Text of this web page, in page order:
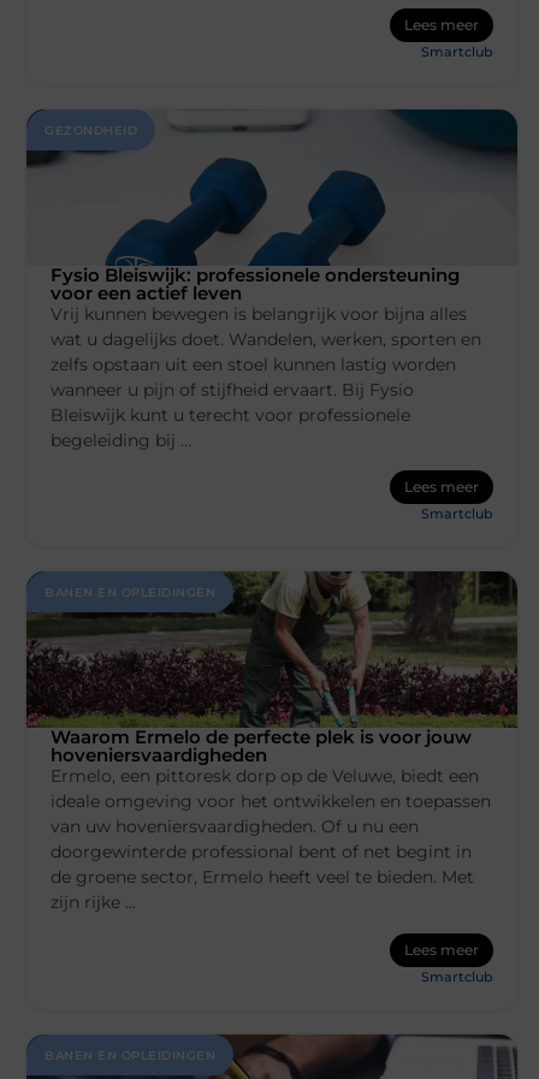
Lees meer
Smartclub
GEZONDHEID
Fysio Bleiswijk: professionele ondersteuning
voor een actief leven
Vrij kunnen bewegen is belangrijk voor bijna alles
wat u dagelijks doet. Wandelen, werken, sporten en
zelfs opstaan uit een stoel kunnen lastig worden
wanneer u pijn of stijfheid ervaart. Bij Fysio
Bleiswijk kunt u terecht voor professionele
begeleiding bij ...
Lees meer
Smartclub
BANEN EN OPLEIDINGEN
Waarom Ermelo de perfecte plek is voor jouw
hoveniersvaardigheden
Ermelo, een pittoresk dorp op de Veluwe, biedt een
ideale omgeving voor het ontwikkelen en toepassen
van uw hoveniersvaardigheden. Of u nu een
doorgewinterde professional bent of net begint in
de groene sector, Ermelo heeft veel te bieden. Met
zijn rijke ...
Lees meer
Smartclub
BANEN EN OPLEIDINGEN